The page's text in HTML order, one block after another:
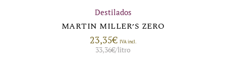
Destilados
MARTIN MILLER’S ZERO
23,35€ IVA incl.
33,36€/litro